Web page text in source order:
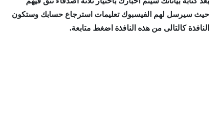
حيث سيرسل لهم الفيسبوك تعليمات استرجاع حسابك وستكون
النافذة كالتالى من هذه النافذة اضغط متابعة.